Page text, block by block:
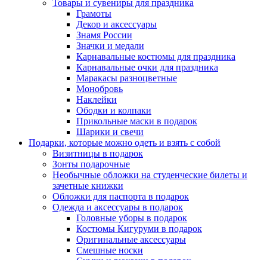
Товары и сувениры для праздника
Грамоты
Декор и аксессуары
Знамя России
Значки и медали
Карнавальные костюмы для праздника
Карнавальные очки для праздника
Маракасы разноцветные
Монобровь
Наклейки
Ободки и колпаки
Прикольные маски в подарок
Шарики и свечи
Подарки, которые можно одеть и взять с собой
Визитницы в подарок
Зонты подарочные
Необычные обложки на студенческие билеты и
зачетные книжки
Обложки для паспорта в подарок
Одежда и аксессуары в подарок
Головные уборы в подарок
Костюмы Кигуруми в подарок
Оригинальные аксессуары
Смешные носки